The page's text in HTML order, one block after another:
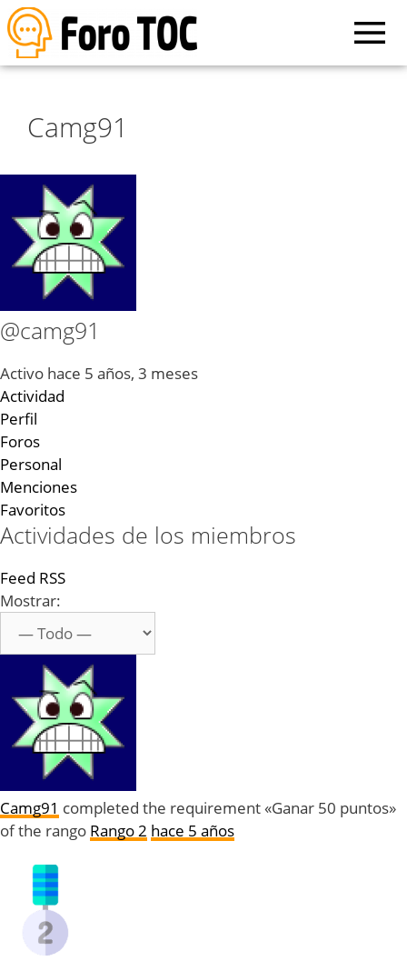
Camg91
@camg91
Activo hace 5 años, 3 meses
Actividad
Perfil
Foros
Personal
Menciones
Favoritos
Actividades de los miembros
Feed RSS
Mostrar:
Camg91 completed the requirement «Ganar 50 puntos»
of the rango Rango 2 hace 5 años